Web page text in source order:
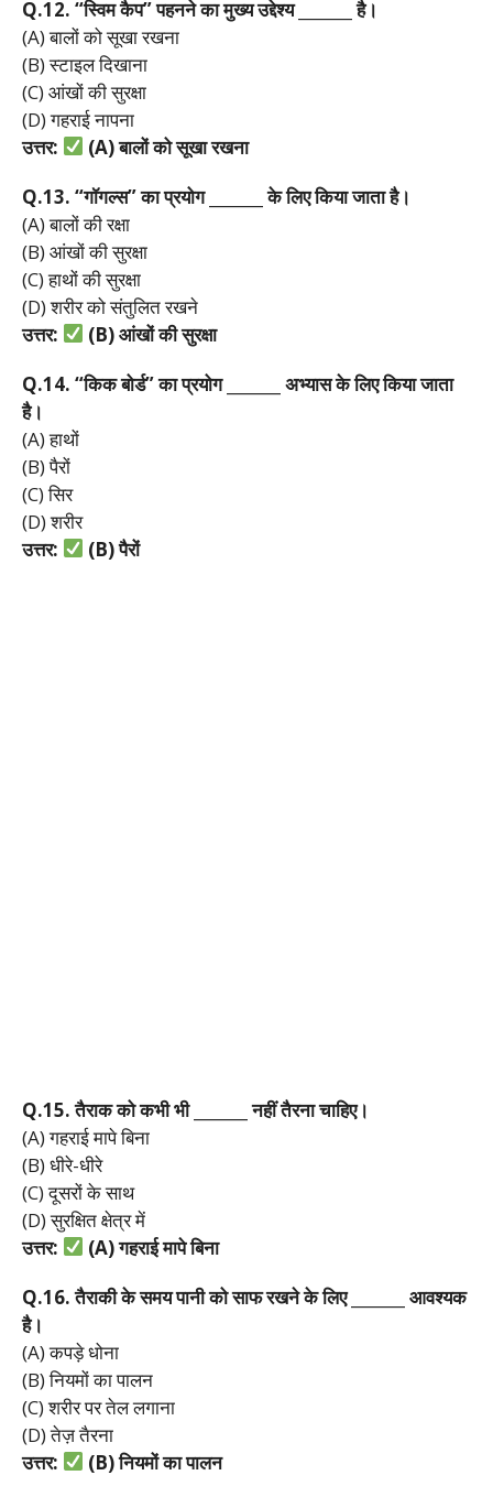
Q.12. “स्विमकैप”पहननेकामुख्यउद्देश्य _______है।
(A) बालों को सूखा रखना
(B) स्टाइल दिखाना
(C) आंखों की सुरक्षा
(D) गहराई नापना
उत्तर:
(A)बालोंकोसूखारखना
Q.13. “गॉगल्स”काप्रयोग _______केलिएकियाजाताहै।
(A) बालों की रक्षा
(B) आंखों की सुरक्षा
(C) हाथों की सुरक्षा
(D) शरीर को संतुलित रखने
उत्तर:
(B)आंखोंकीसुरक्षा
Q.14. “किकबोर्ड”काप्रयोग _______ अभ्यासकेलिएकियाजाता
है।
(A) हाथों
(B) पैरों
(C) सिर
(D) शरीर
उत्तर:
(B)पैरों
Q.15.तैराककोकभीभी _______नहींतैरनाचाहिए।
(A) गहराई मापे बिना
(B) धीरे-धीरे
(C) दूसरों के साथ
(D) सुरक्षित क्षेत्र में
उत्तर:
(A)गहराईमापेबिना
Q.16.तैराकीकेसमयपानीकोसाफरखनेकेलिए _______ आवश्यक
है।
(A) कपड़े धोना
(B) नियमों का पालन
(C) शरीर पर तेल लगाना
(D) तेज़ तैरना
उत्तर:
(B)नियमोंकापालन